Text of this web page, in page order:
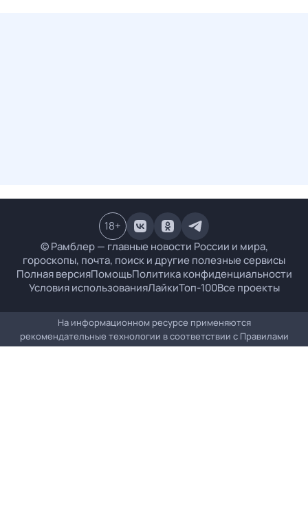
© Рамблер — главные новости России и мира,
гороскопы, почта, поиск и другие полезные сервисы
Полная версияПомощьПолитика конфиденциальности
Условия использованияЛайкиТоп-100Все проекты
18+
На информационном ресурсе применяются
рекомендательные технологии в соответствии с Правилами